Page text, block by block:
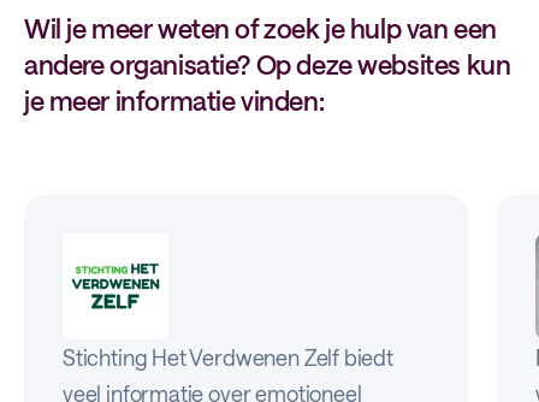
Wil je meer weten of zoek je hulp van een
andere organisatie? Op deze websites kun
je meer informatie vinden:
Stichting Het Verdwenen Zelf biedt
veel informatie over emotioneel